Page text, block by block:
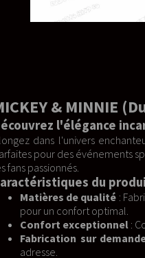
Quantité :
BAL de Soirée -
en mascottes
Disney avec notre duo de
que ce soit pour des
avec une mousse à forte
pour être portée
mascotte est réalisée